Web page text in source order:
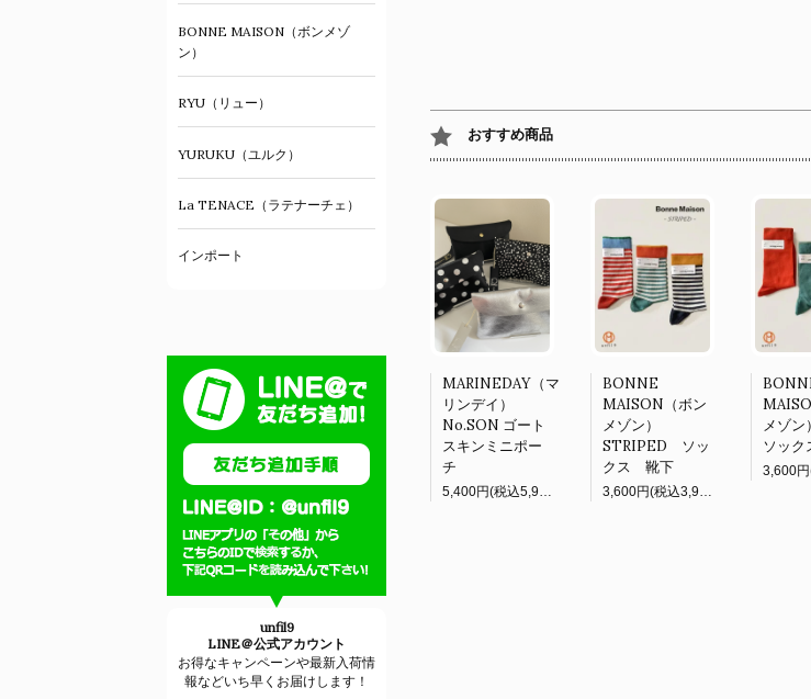
おすすめ商品
MARINEDAY（マ
リンデイ）
No.SON ゴート
スキンミニポー
チ
5,400円(税込5,940円)
BONNE
MAISON（ボン
メゾン）
STRIPED ソッ
クス 靴下
3,600円(税込3,960円)
メゾ
ソッ
BONNE MAISON（ボンメゾ
ン）
RYU（リュー）
YURUKU（ユルク）
La TENACE（ラテナーチェ）
インポート
unfil9
LINE＠公式アカウント
お得なキャンペーンや最新入荷情
報などいち早くお届けします！